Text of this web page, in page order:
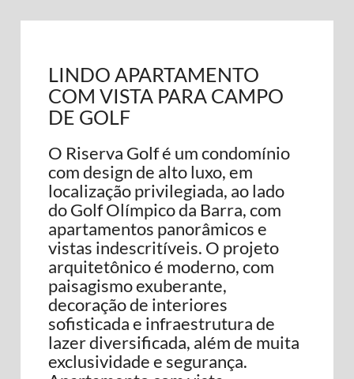
LINDO APARTAMENTO
COM VISTA PARA CAMPO
DE GOLF
O Riserva Golf é um condomínio
com design de alto luxo, em
localização privilegiada, ao lado
do Golf Olímpico da Barra, com
apartamentos panorâmicos e
vistas indescritíveis. O projeto
arquitetônico é moderno, com
paisagismo exuberante,
decoração de interiores
sofisticada e infraestrutura de
lazer diversificada, além de muita
exclusividade e segurança.